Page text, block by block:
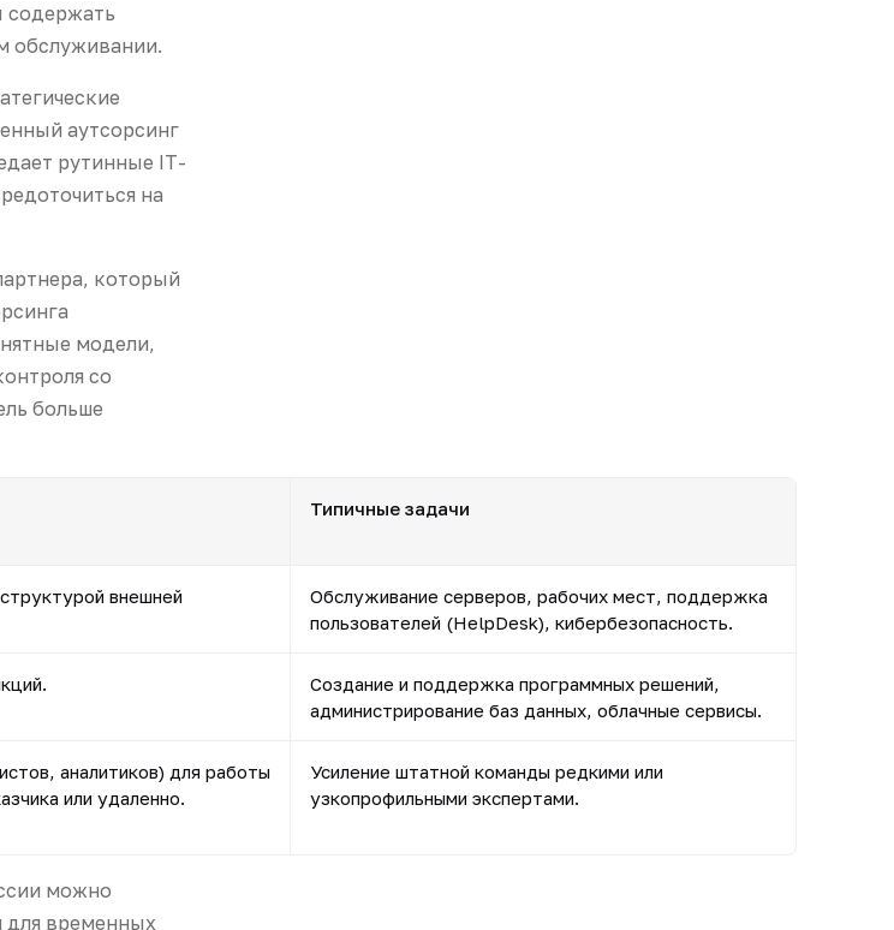
содержать
обслуживании.
аутсорсинг
рутинные IT-
на
который
модели,
со
больше
Типичные задачи
внешней
Обслуживание серверов, рабочих мест, поддержка
пользователей (HelpDesk), кибербезопасность.
Создание и поддержка программных решений,
администрирование баз данных, облачные сервисы.
аналитиков) для работы
или удаленно.
Усиление штатной команды редкими или
узкопрофильными экспертами.
можно
для временных